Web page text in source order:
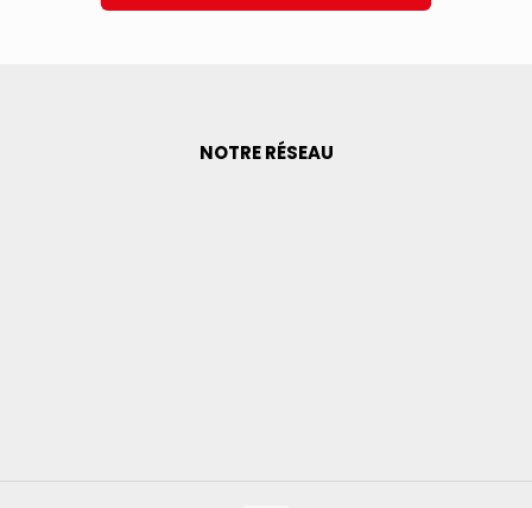
NOTRE RÉSEAU